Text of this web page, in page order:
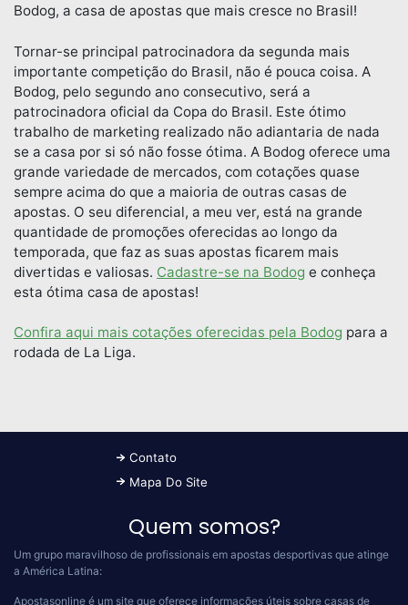
Bodog, a casa de apostas que mais cresce no Brasil!
Tornar-se principal patrocinadora da segunda mais
importante competição do Brasil, não é pouca coisa. A
Bodog, pelo segundo ano consecutivo, será a
patrocinadora oficial da Copa do Brasil. Este ótimo
trabalho de marketing realizado não adiantaria de nada
se a casa por si só não fosse ótima. A Bodog oferece uma
grande variedade de mercados, com cotações quase
sempre acima do que a maioria de outras casas de
apostas. O seu diferencial, a meu ver, está na grande
quantidade de promoções oferecidas ao longo da
temporada, que faz as suas apostas ficarem mais
divertidas e valiosas. Cadastre-se na Bodog e conheça
esta ótima casa de apostas!
Confira aqui mais cotações oferecidas pela Bodog para a
rodada de La Liga.
Contato
Mapa Do Site
Quem somos?
Um grupo maravilhoso de profissionais em apostas desportivas que atinge
a América Latina:
Apostasonline é um site que oferece informações úteis sobre casas de